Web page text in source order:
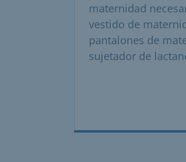
maternidad
vestido de
pantalones de
sujetador de